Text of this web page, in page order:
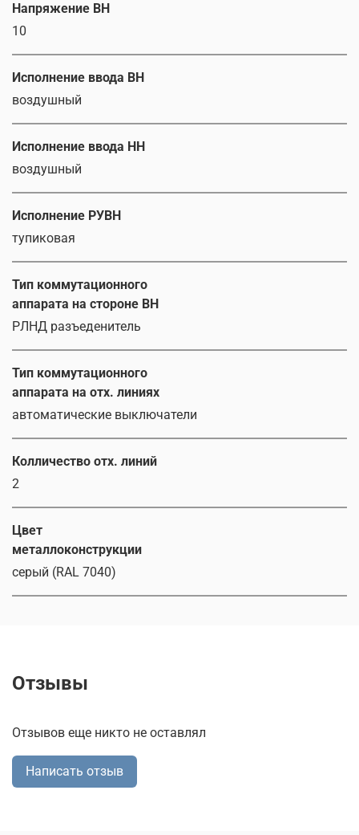
Напряжение ВН
10
Исполнение ввода ВН
воздушный
Исполнение ввода НН
воздушный
Исполнение РУВН
тупиковая
Тип коммутационного
аппарата на стороне ВН
РЛНД разъеденитель
Тип коммутационного
аппарата на отх. линиях
автоматические выключатели
Колличество отх. линий
2
Цвет
металлоконструкции
серый (RAL 7040)
Отзывы
Отзывов еще никто не оставлял
Написать отзыв